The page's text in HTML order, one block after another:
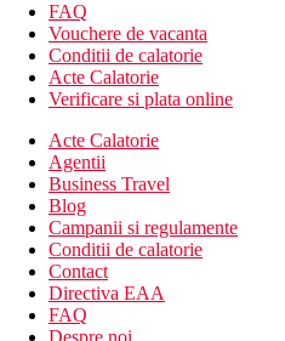
FAQ
Vouchere de vacanta
Conditii de calatorie
Acte Calatorie
Verificare si plata online
Acte Calatorie
Agentii
Business Travel
Blog
Campanii si regulamente
Conditii de calatorie
Contact
Directiva EAA
FAQ